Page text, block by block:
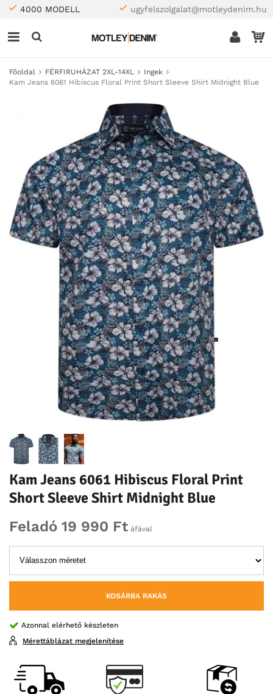
4000 MODELL ugyfelszolgalat@motleydenim.hu
Főoldal FÉRFIRUHÁZAT 2XL-14XL
Ingek
Kam Jeans 6061 Hibiscus Floral Print Short Sleeve Shirt Midnight Blue
Kam Jeans 6061 Hibiscus Floral Print
Short Sleeve Shirt Midnight Blue
Feladó 19 990 Ft áfával
KOSÁRBA RAKÁS
Azonnal elérhető készleten
Mérettáblázat megjelenítése